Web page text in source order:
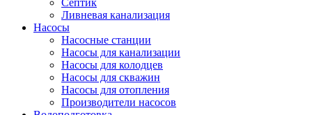
Септик
Ливневая канализация
Насосы
Насосные станции
Насосы для канализации
Насосы для колодцев
Насосы для скважин
Насосы для отопления
Производители насосов